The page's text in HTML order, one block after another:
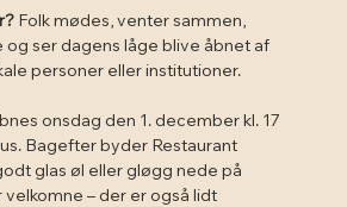
Folk mødes, venter sammen,
og ser dagens låge blive åbnet af
personer eller institutioner.
onsdag den 1. december kl. 17
Bagefter byder Restaurant
glas øl eller gløgg nede på
velkomne – der er også lidt